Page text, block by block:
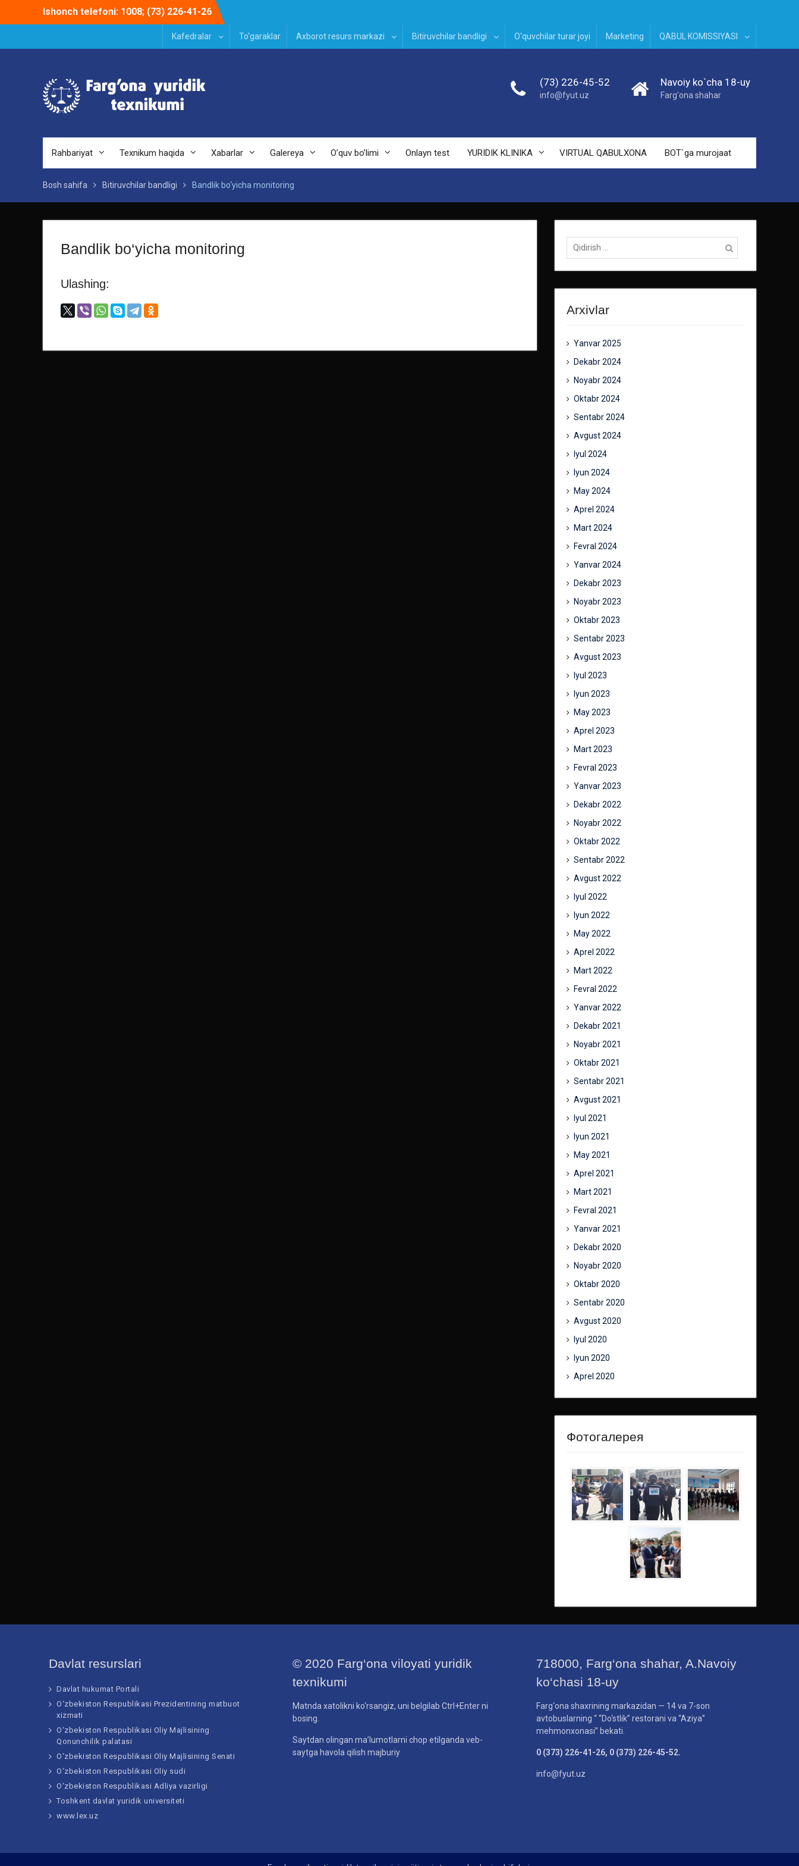
Ishonch telefoni: 1008; (73) 226-41-26
Kafedralar To‘garaklar Axborot resurs markazi Bitiruvchilar bandligi O‘quvchilar turar joyi Marketing QABUL KOMISSIYASI
(73) 226-45-52
info@fyut.uz
Navoiy ko`cha 18-uy
Farg'ona shahar
Rahbariyat Texnikum haqida Xabarlar Galereya O’quv bo’limi Onlayn test YURIDIK KLINIKA VIRTUAL QABULXONA BOT`ga murojaat
Bosh sahifa Bitiruvchilar bandligi Bandlik bo‘yicha monitoring
Bandlik bo‘yicha monitoring
Ulashing:
Qidirish:
Arxivlar
Yanvar 2025
Dekabr 2024
Noyabr 2024
Oktabr 2024
Sentabr 2024
Avgust 2024
Iyul 2024
Iyun 2024
May 2024
Aprel 2024
Mart 2024
Fevral 2024
Yanvar 2024
Dekabr 2023
Noyabr 2023
Oktabr 2023
Sentabr 2023
Avgust 2023
Iyul 2023
Iyun 2023
May 2023
Aprel 2023
Mart 2023
Fevral 2023
Yanvar 2023
Dekabr 2022
Noyabr 2022
Oktabr 2022
Sentabr 2022
Avgust 2022
Iyul 2022
Iyun 2022
May 2022
Aprel 2022
Mart 2022
Fevral 2022
Yanvar 2022
Dekabr 2021
Noyabr 2021
Oktabr 2021
Sentabr 2021
Avgust 2021
Iyul 2021
Iyun 2021
May 2021
Aprel 2021
Mart 2021
Fevral 2021
Yanvar 2021
Dekabr 2020
Noyabr 2020
Oktabr 2020
Sentabr 2020
Avgust 2020
Iyul 2020
Iyun 2020
Aprel 2020
Фотогалерея
Davlat resurslari
Davlat hukumat Portali
O‘zbekiston Respublikasi Prezidentining matbuot
xizmati
O‘zbekiston Respublikasi Oliy Majlisining
Qonunchilik palatasi
O‘zbekiston Respublikasi Oliy Majlisining Senati
O‘zbekiston Respublikasi Oliy sudi
O‘zbekiston Respublikasi Adliya vazirligi
Toshkent davlat yuridik universiteti
www.lex.uz
© 2020 Farg‘ona viloyati yuridik
texnikumi
Matnda xatolikni ko‘rsangiz, uni belgilab Ctrl+Enter ni
bosing.
Saytdan olingan ma’lumotlarni chop etilganda veb-
saytga havola qilish majburiy
718000, Farg‘ona shahar, A.Navoiy
ko‘chasi 18-uy
Farg‘ona shaxrining markazidan — 14 va 7-son
avtobuslarning “ “Do‘stlik” restorani va “Aziya”
mehmonxonasi” bekati.
0 (373) 226-41-26, 0 (373) 226-45-52.
info@fyut.uz